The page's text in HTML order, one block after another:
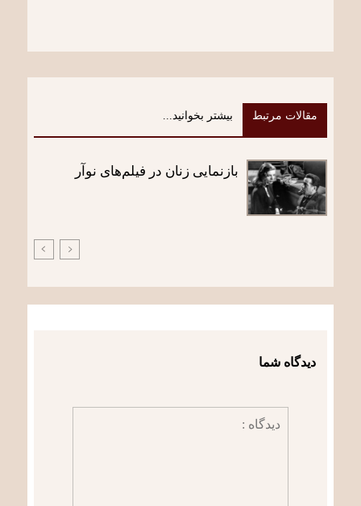
مقالات مرتبط بیشتر بخوانید...
بازنمایی زنان در فیلم‌های نوآر
دیدگاه شما